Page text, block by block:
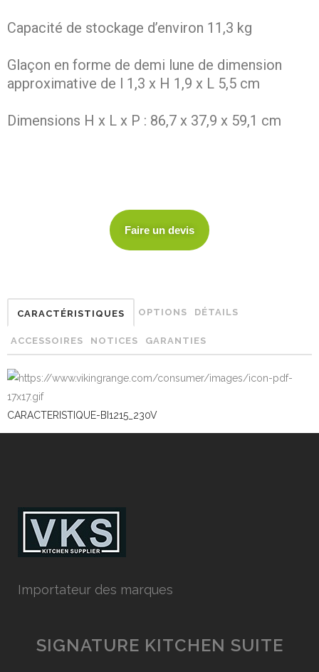
Capacité de stockage d’environ 11,3 kg
Glaçon en forme de demi lune de dimension
approximative de l 1,3 x H 1,9 x L 5,5 cm
Dimensions H x L x P : 86,7 x 37,9 x 59,1 cm
Faire un devis
CARACTÉRISTIQUES OPTIONS DÉTAILS
ACCESSOIRES NOTICES GARANTIES
CARACTERISTIQUE-BI1215_230V
Importateur des marques
SIGNATURE KITCHEN SUITE